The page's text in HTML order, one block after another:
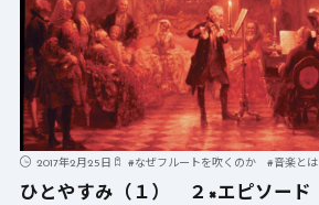
2017年2月25日 #なぜフルートを吹くのか #音楽とは
ひとやすみ（１） ２×エピソード